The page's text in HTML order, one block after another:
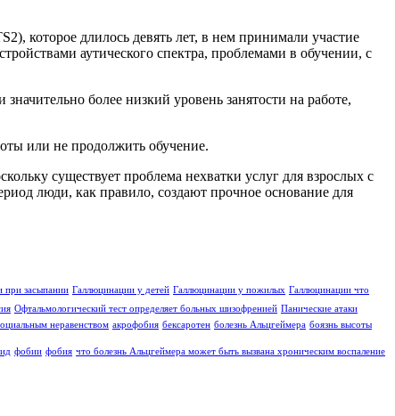
которое длилось девять лет, в нем принимали участие
аутического спектра, проблемами в обучении, с
более низкий уровень занятости на работе,
или не продолжить обучение.
существует проблема нехватки услуг для взрослых с
люди, как правило, создают прочное основание для
при засыпании Галлюцинации у детей Галлюцинации у пожилых Галлюцинации что
Офтальмологический тест определяет больных шизофренией Панические атаки
неравенством акрофобия бексаротен болезнь Альцгеймера боязнь высоты
фобии фобия что болезнь Альцгеймера может быть вызвана хроническим воспаление